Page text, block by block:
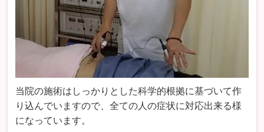
当院の施術はしっかりとした科学的根拠に基づいて作
り込んでいますので、全ての人の症状に対応出来る様
になっています。